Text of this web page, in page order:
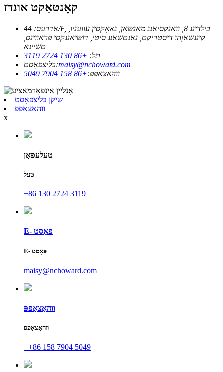
קאָנטאַקט אונדז
אַדרעס: 44/F, בילדינג 8, וואַנקסיאַנג מאַנשאַן, גאַאָקסין עוועניו,
קינגשאַןהו דיסטריקט, נאַנטשאַנג סיטי, דזשיאַנגקסי פּראַווינס,
טשיינאַ
תּל: +86 130 2724 3119
בליצפּאָסט:maisy@nchoward.com
ווהאַצאַפּפּ:+86 158 7904 5049
שיקן בליצפּאָסט
ווהאַצאַפּפּ
x
טעלעפאָן
טעל
+86 130 2724 3119
E- פּאָסט
E- פּאָסט
maisy@nchoward.com
ווהאַצאַפּפּ
ווהאַצאַפּפּ
++86 158 7904 5049